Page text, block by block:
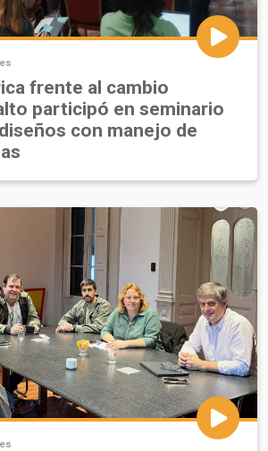
frente al cambio
participó en seminario
con manejo de